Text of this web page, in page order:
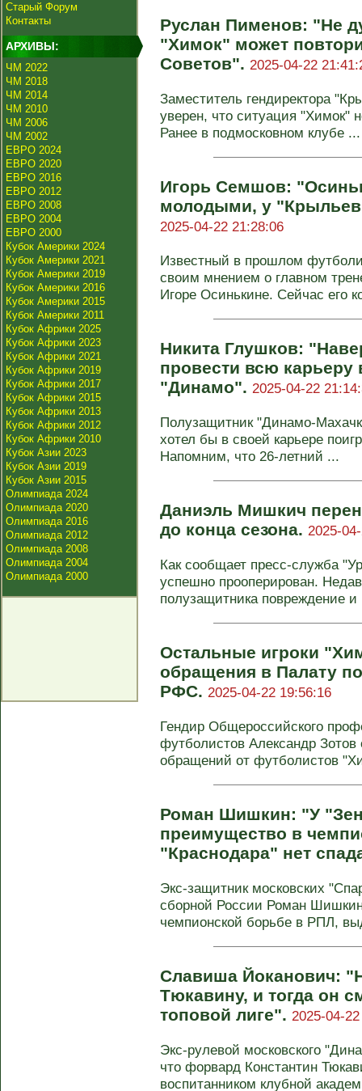
Старый Форум
Контакты
АРХИВЫ:
ЧМ 2022
ЧМ 2018
ЧМ 2014
ЧМ 2010
ЧМ 2006
ЧМ 2002
ЕВРО 2024
ЕВРО 2020
ЕВРО 2016
ЕВРО 2012
ЕВРО 2008
ЕВРО 2004
ЕВРО 2000
Кубок Америки 2024
Кубок Америки 2021
Кубок Америки 2019
Кубок Америки 2016
Кубок Америки 2015
Кубок Америки 2011
Кубок Африки 2025
Кубок Африки 2023
Кубок Африки 2021
Кубок Африки 2019
Кубок Африки 2017
Кубок Африки 2015
Кубок Африки 2013
Кубок Африки 2012
Кубок Африки 2010
Кубок Азии 2023
Кубок Азии 2019
Кубок Азии 2015
Олимпиада 2024
Олимпиада 2020
Олимпиада 2016
Олимпиада 2012
Олимпиада 2008
Олимпиада 2004
Олимпиада 2000
Руслан Пименов: "Не
"Химок" может
Советов". 2025-04-22
Заместитель гендиректора
уверен, что ситуация "Химок"
Ранее в подмосковном клубе ...
Игорь Семшов:
молодыми, у
2025-04-22 21:28:06
Известный в прошлом
своим мнением о главном
Игоре Осинькине. Сейчас его
Никита Глушков:
провести всю карьеру
"Динамо". 2025-04-22
Полузащитник "Динамо-
хотел бы в своей карьере
Напомним, что 26-летний ...
Даниэль Мишкич
до конца сезона. 2025-
Как сообщает пресс-служба
успешно прооперирован.
полузащитника повреждение
Остальные игроки
обращения в Палату
РФС. 2025-04-22 19:56:16
Гендир Общероссийского
футболистов Александр Зотов
обращений от футболистов
Роман Шишкин: "У
преимущество в
"Краснодара" нет
Экс-защитник московских
сборной России Роман
чемпионской борьбе в РПЛ,
Славиша Йоканович:
Тюкавину, и тогда он
топовой лиге". 2025-04-
Экс-рулевой московского
что форвард Константин
воспитанником клубной